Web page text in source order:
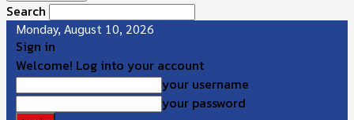
Search
Monday, August 10, 2026
Sign in
Welcome! Log into your account
your username
your password